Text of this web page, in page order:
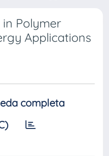
Polymer
Applications
completa